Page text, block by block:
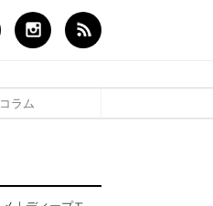
コラム